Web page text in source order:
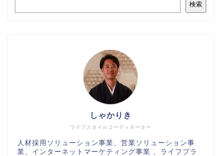
検索
ライフスタイルコーディネーター
しゃかりき
人材採用ソリューション事業、営業ソリューション事
業、インターネットマーケティング事業 、ライフプラ